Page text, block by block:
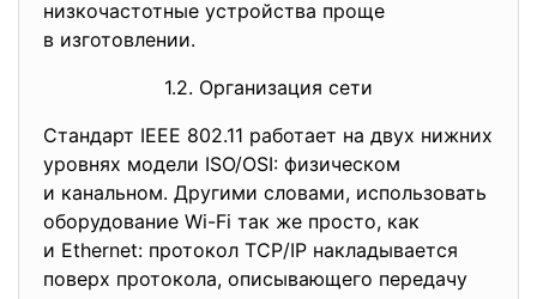
низкочастотные устройства проще
в изготовлении.
1.2. Организация сети
Стандарт IEEE 802.11 работает на двух нижних
уровнях модели ISO/OSI: физическом
и канальном. Другими словами, использовать
оборудование Wi-Fi так же просто, как
и Ethernet: протокол TCP/IP накладывается
поверх протокола, описывающего передачу